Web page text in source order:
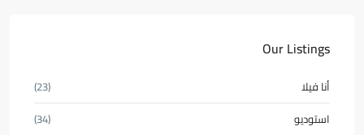
Our Listings
أنا فيلا
(23)
استوديو
(34)